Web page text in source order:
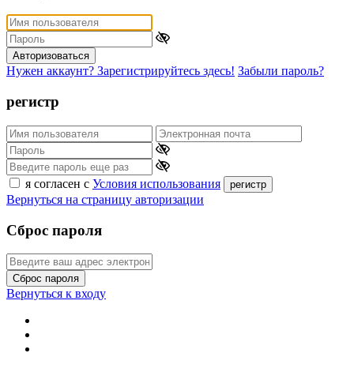
Авторизоваться
Нужен аккаунт? Зарегистрируйтесь здесь! Забыли пароль?
регистр
я согласен с Условия использования регистр
Вернуться на страницу авторизации
Сброс пароля
Сброс пароля
Вернуться к входу